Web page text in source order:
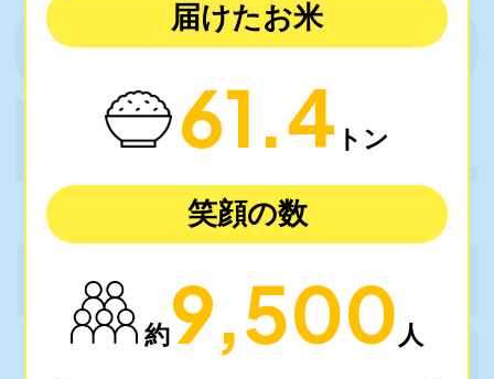
届けたお米
61.4 トン
笑顔の数
約9,500人